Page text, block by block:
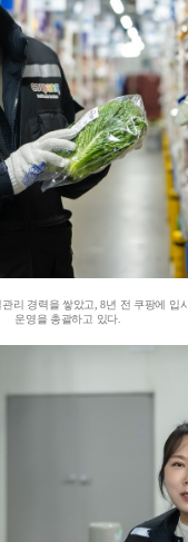
리 경력을 쌓았고, 8년 전 쿠팡에 입
운영을 총괄하고 있다.